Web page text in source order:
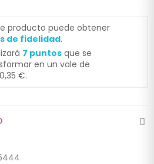
producto puede obtener
de fidelidad.
7 puntos que se
en un vale de
0,35 €.